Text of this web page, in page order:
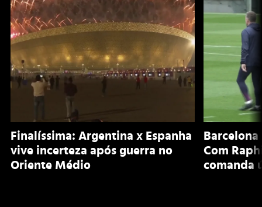
Finalíssima: Argentina x Espanha
vive incerteza após guerra no
Oriente Médio
Com
comanda